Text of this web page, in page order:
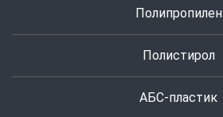
Полипропилен
Полистирол
АБС-пластик